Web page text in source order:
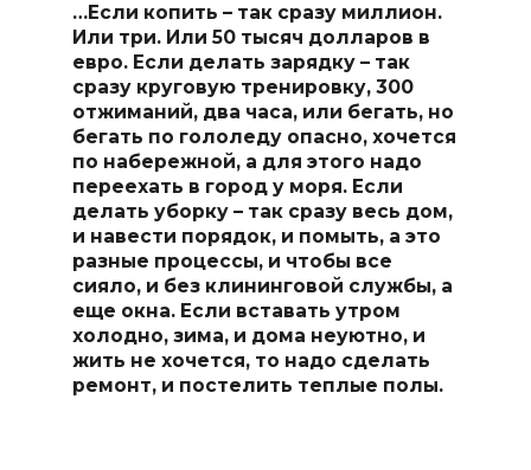
…Если копить – так сразу миллион.
Или три. Или 50 тысяч долларов в
евро. Если делать зарядку – так
сразу круговую тренировку, 300
отжиманий, два часа, или бегать, но
бегать по гололеду опасно, хочется
по набережной, а для этого надо
переехать в город у моря. Если
делать уборку – так сразу весь дом,
и навести порядок, и помыть, а это
разные процессы, и чтобы все
сияло, и без клининговой службы, а
еще окна. Если вставать утром
холодно, зима, и дома неуютно, и
жить не хочется, то надо сделать
ремонт, и постелить теплые полы.